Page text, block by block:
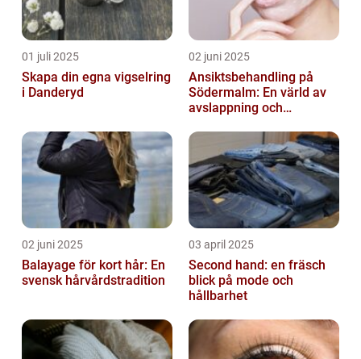
01 juli 2025
Skapa din egna vigselring
i Danderyd
02 juni 2025
Ansiktsbehandling på
Södermalm: En värld av
avslappning och
02 juni 2025
Balayage för kort hår: En
svensk hårvårdstradition
03 april 2025
Second hand: en fräsch
blick på mode och
hållbarhet